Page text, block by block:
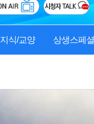
지식/교양 상생스페셜